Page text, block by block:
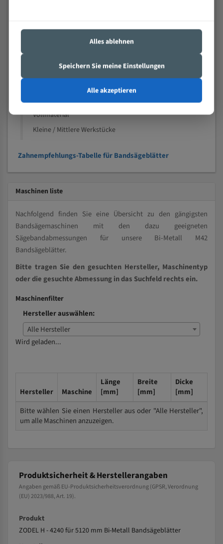
Speziell entwickelt für Profile / Rohre
Kleine und mittlere Profile / Kleine Durchmesser
Vollmaterial
Kleine / Mittlere Werkstücke
Zahnempfehlungs-Tabelle für Bandsägeblätter
Maschinen liste
Nachfolgend finden Sie eine Übersicht zu den gängigsten
Bandsägemaschinen mit den dazu geeigneten
Sägebandabmessungen für unsere Bi-Metall M42
Bandsägeblätter.
Bitte tragen Sie den gesuchten Hersteller, Maschinentyp
oder die gesuchte Abmessung in das Suchfeld rechts ein.
Maschinenfilter
Hersteller auswählen:
Alle Hersteller
Wird geladen...
Hersteller Maschine
Länge
[mm]
Breite
[mm]
Dicke
[mm]
Bitte wählen Sie einen Hersteller aus oder "Alle Hersteller",
um alle Maschinen anzuzeigen.
Produktsicherheit & Herstellerangaben
Angaben gemäß EU-Produktsicherheitsverordnung (GPSR, Verordnung
(EU) 2023/988, Art. 19).
Produkt
ZODEL H - 4240 für 5120 mm Bi-Metall Bandsägeblätter
Alles ablehnen
Speichern Sie meine Einstellungen
Alle akzeptieren